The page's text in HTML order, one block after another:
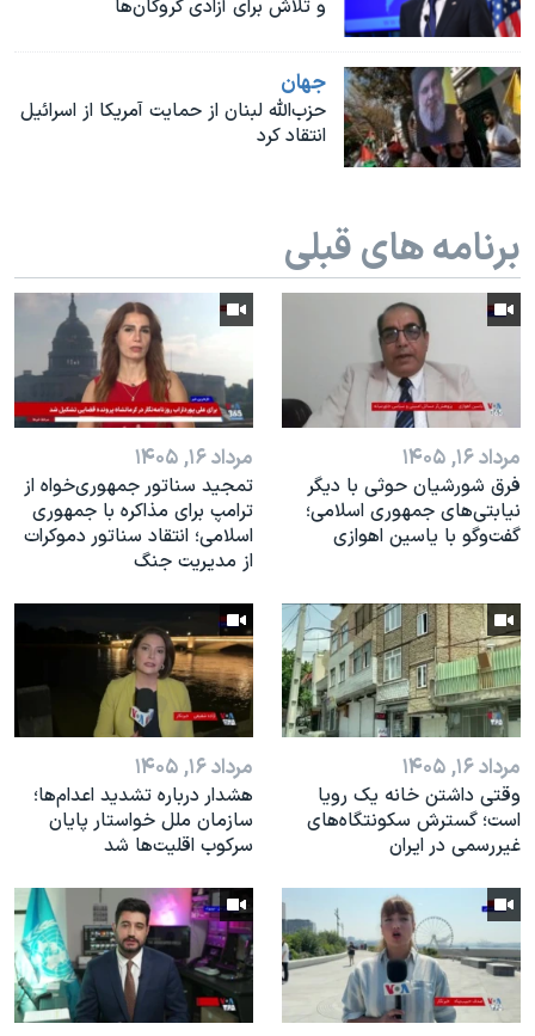
و تلاش برای آزادی گروگان‌ها
جهان
حزب‌الله لبنان از حمایت آمریکا از اسرائیل
انتقاد کرد
برنامه های قبلی
مرداد ۱۶, ۱۴۰۵
فرق شورشیان حوثی با دیگر
نیابتی‌های جمهوری اسلامی؛
گفت‌وگو با یاسین اهوازی
مرداد ۱۶, ۱۴۰۵
تمجید سناتور جمهوری‌خواه از
ترامپ برای مذاکره با جمهوری
اسلامی؛ انتقاد سناتور دموکرات
از مدیریت جنگ
مرداد ۱۶, ۱۴۰۵
وقتی داشتن خانه یک رویا
است؛ گسترش سکونتگاه‌های
غیررسمی در ایران
مرداد ۱۶, ۱۴۰۵
هشدار درباره تشدید اعدام‌ها؛
سازمان ملل خواستار پایان
سرکوب اقلیت‌ها شد